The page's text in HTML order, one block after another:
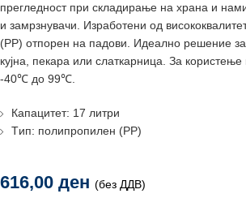
прегледност при складирање на храна и
и замрзнувачи. Изработени од
(PP) отпорен на падови. Идеално решение за
кујна, пекара или слаткарница. За
-40℃ до 99℃.
Капацитет: 17 литри
Tип: полипропилен (PP)
616,00 ден (без ДДВ)